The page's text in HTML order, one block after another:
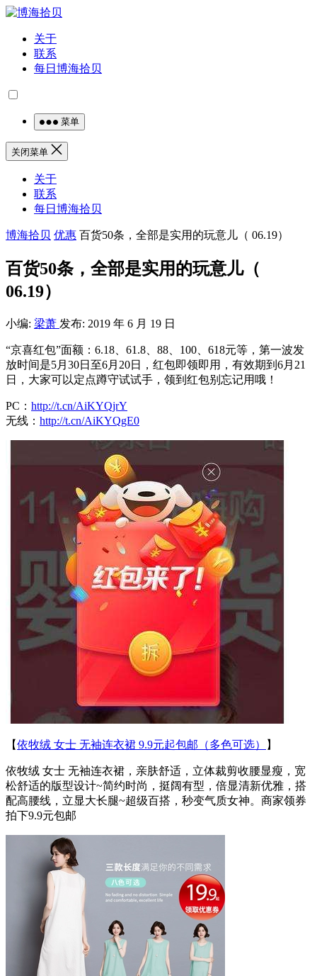
关于
联系
每日博海拾贝
菜单
关闭菜单
关于
联系
每日博海拾贝
博海拾贝 优惠 百货50条，全部是实用的玩意儿（ 06.19）
百货50条，全部是实用的玩意儿（
06.19）
小编: 梁萧 发布: 2019 年 6 月 19 日
“京喜红包”面额：6.18、61.8、88、100、618元等，第一波发
放时间是5月30日至6月20日，红包即领即用，有效期到6月21
日，大家可以定点蹲守试试手，领到红包别忘记用哦！
PC： http://t.cn/AiKYQjrY
无线： http://t.cn/AiKYQgE0
【依牧绒 女士 无袖连衣裙 9.9元起包邮（多色可选） 】
依牧绒 女士 无袖连衣裙，亲肤舒适，立体裁剪收腰显瘦，宽
松舒适的版型设计~简约时尚，挺阔有型，倍显清新优雅，搭
配高腰线，立显大长腿~超级百搭，秒变气质女神。商家领券
拍下9.9元包邮